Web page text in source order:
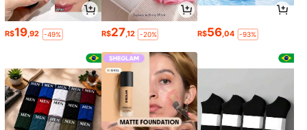
R$19,92 -49% R$27,12 -20% R$56,04 -93%